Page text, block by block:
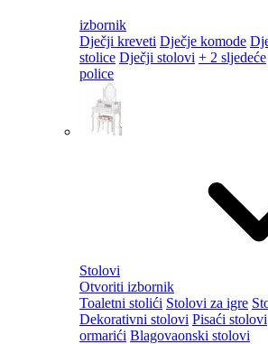
izbornik
Dječji kreveti Dječje komode
stolice Dječji stolovi + 2 sljedeće
police
Stolovi
Otvoriti izbornik
Toaletni stolići Stolovi za igre
Dekorativni stolovi Pisaći stolovi
ormarići Blagovaonski stolovi